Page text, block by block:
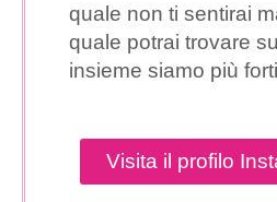
quale non ti sentirai
quale potrai trovare
insieme siamo più
Visita il profilo